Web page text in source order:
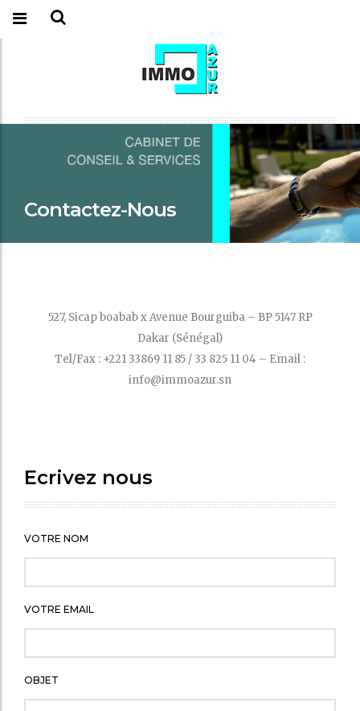
Contactez-Nous
527, Sicap boabab x Avenue Bourguiba – BP 5147 RP
Dakar (Sénégal)
Tel/Fax : +221 33869 11 85 / 33 825 11 04 – Email :
info@immoazur.sn
Ecrivez nous
VOTRE NOM
VOTRE EMAIL
OBJET